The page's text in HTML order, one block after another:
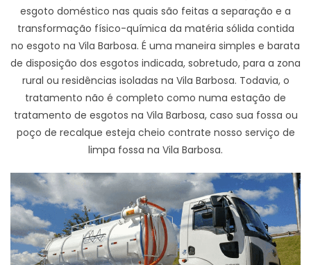
esgoto doméstico nas quais são feitas a separação e a
transformação físico-química da matéria sólida contida
no esgoto na Vila Barbosa. É uma maneira simples e barata
de disposição dos esgotos indicada, sobretudo, para a zona
rural ou residências isoladas na Vila Barbosa. Todavia, o
tratamento não é completo como numa estação de
tratamento de esgotos na Vila Barbosa, caso sua fossa ou
poço de recalque esteja cheio contrate nosso serviço de
limpa fossa na Vila Barbosa.